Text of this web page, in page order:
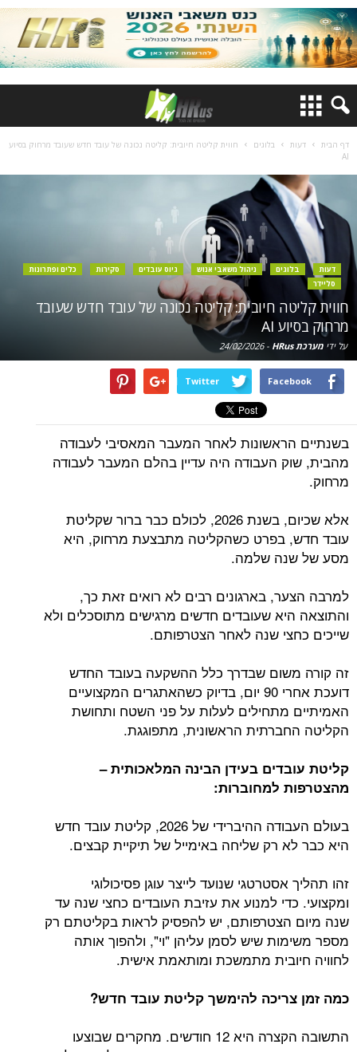
דף הבית דעות בלוגים
חווית קליטה חיובית: קליטה נכונה של עובד חדש שעובד מרחוק בסיוע
AI
דעות בלוגים ניהול משאבי אנוש גיוס עובדים סקירות
כלים ופתרונות
סליידר
חווית קליטה חיובית: קליטה נכונה של עובד חדש שעובד
מרחוק בסיוע AI
על ידי מערכת HRus -
24/02/2026
Facebook
Twitter
בשנתיים הראשונות לאחר המעבר המאסיבי לעבודה
מהבית, שוק העבודה היה עדיין בהלם המעבר לעבודה
מרחוק.
אלא שכיום, בשנת 2026, לכולם כבר ברור שקליטת
עובד חדש, בפרט כשהקליטה מתבצעת מרחוק, היא
מסע של שנה שלמה.
למרבה הצער, בארגונים רבים לא רואים זאת כך,
והתוצאה היא שעובדים חדשים מרגישים מתוסכלים ולא
שייכים כחצי שנה לאחר הצטרפותם.
זה קורה משום שבדרך כלל ההשקעה בעובד החדש
דועכת אחרי 90 יום, בדיוק כשהאתגרים המקצועיים
האמיתיים מתחילים לעלות על פני השטח ותחושת
הקליטה החברתית הראשונית, מתפוגגת.
קליטת עובדים בעידן הבינה המלאכותית –
מהצטרפות למחוברות:
בעולם העבודה ההיברידי של 2026, קליטת עובד חדש
היא כבר לא רק שליחה באימייל של תיקיית קבצים.
זהו תהליך אסטרטגי שנועד לייצר עוגן פסיכולוגי
ומקצועי. כדי למנוע את עזיבת העובדים כחצי שנה עד
שנה מיום הצטרפותם, יש להפסיק לראות בקליטתם רק
מספר משימות שיש לסמן עליהן "וי", ולהפוך אותה
לחוויה חיובית מתמשכת ומותאמת אישית.
כמה זמן צריכה להימשך קליטת עובד חדש?
התשובה הקצרה היא 12 חודשים. מחקרים שבוצעו